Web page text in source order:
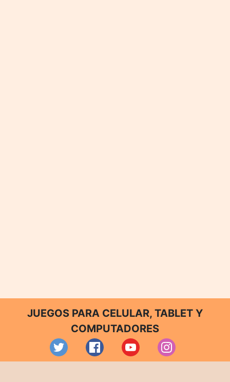
JUEGOS PARA CELULAR, TABLET Y
COMPUTADORES